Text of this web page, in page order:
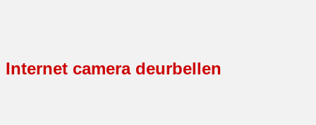
Internet camera deurbellen